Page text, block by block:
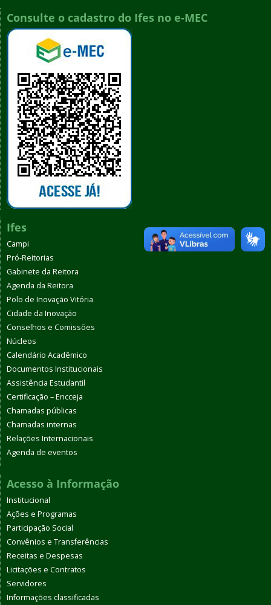
Consulte o cadastro do Ifes no e-MEC
Ifes
Campi
Pró-Reitorias
Gabinete da Reitora
Agenda da Reitora
Polo de Inovação Vitória
Cidade da Inovação
Conselhos e Comissões
Núcleos
Calendário Acadêmico
Documentos Institucionais
Assistência Estudantil
Certificação – Encceja
Chamadas públicas
Chamadas internas
Relações Internacionais
Agenda de eventos
Acesso à Informação
Institucional
Ações e Programas
Participação Social
Convênios e Transferências
Receitas e Despesas
Licitações e Contratos
Servidores
Informações classificadas